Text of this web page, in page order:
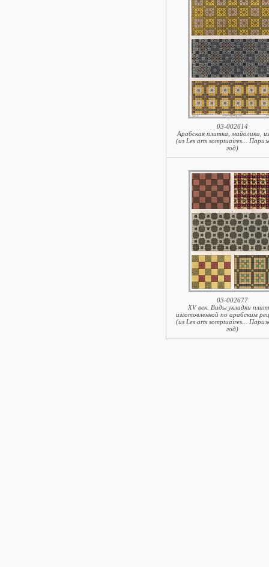
03-002614
Арабская плитка, майолика,
(из Les arts somptuaires...
год)
03-002677
XV век. Виды укладки
изготовленной по арабским
(из Les arts somptuaires...
год)